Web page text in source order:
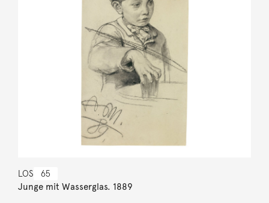
LOS 65
Junge mit Wasserglas. 1889